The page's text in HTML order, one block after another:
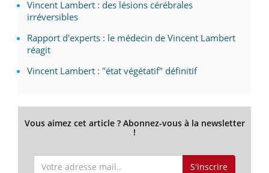
Vincent Lambert : des lésions cérébrales
irréversibles
Rapport d'experts : le médecin de Vincent Lambert
réagit
Vincent Lambert : "état végétatif" définitif
Vous aimez cet article ? Abonnez-vous à la newsletter
!
S'inscrire